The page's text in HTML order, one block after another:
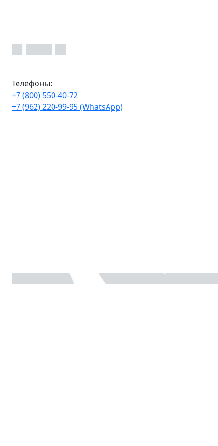
Телефоны:
+7 (800) 550-40-72
+7 (962) 220-99-95 (WhatsApp)